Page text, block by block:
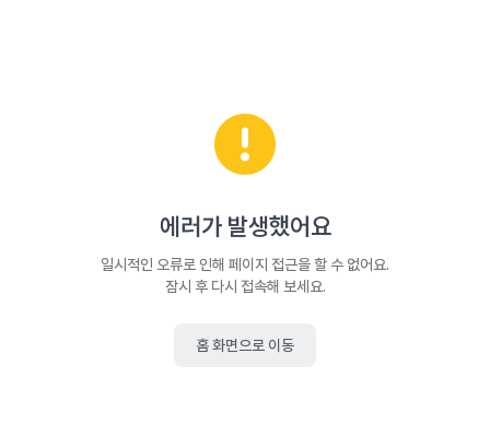
에러가 발생했어요
일시적인 오류로 인해 페이지 접근을 할 수 없어요.
잠시 후 다시 접속해 보세요.
홈 화면으로 이동